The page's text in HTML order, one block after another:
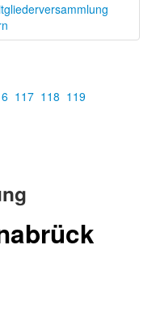
117 118 119